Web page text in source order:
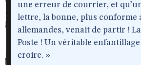
une erreur de courrier, et
lettre, la bonne, plus conforme
allemandes, venait de partir !
Poste ! Un véritable enfantillage
croire. »